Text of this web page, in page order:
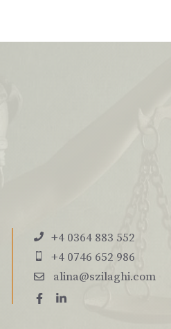
+4 0364 883 552
+4 0746 652 986
alina@szilaghi.com